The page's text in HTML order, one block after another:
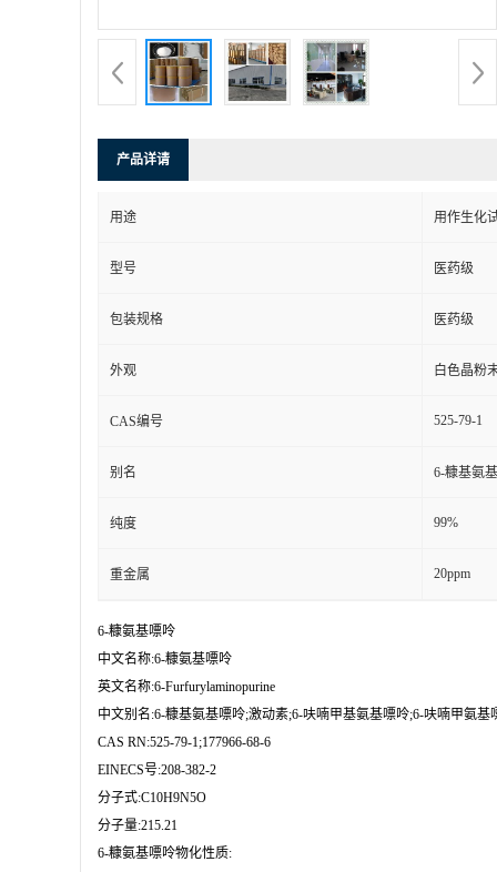
产品详请
用途 用作生化
型号 医药级
包装规格 医药级
外观 白色晶粉
CAS编号 525-79-1
别名 6-糠基氨
纯度 99%
重金属 20ppm
6-糠氨基嘌呤
中文名称:6-糠氨基嘌呤
英文名称:6-Furfurylaminopurine
中文别名:6-糠基氨基嘌呤;激动素;6-呋喃甲基氨基嘌呤;6-呋喃甲氨
CAS RN:525-79-1;177966-68-6
EINECS号:208-382-2
分子式:C10H9N5O
分子量:215.21
6-糠氨基嘌呤物化性质: